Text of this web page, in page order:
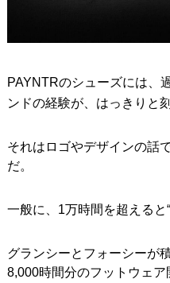
PAYNTRのシューズには、
ンドの経験が、はっきりと
それはロゴやデザインの話
だ。
一般に、1万時間を超えると
グランシーとフォーシーが
8,000時間分のフットウェ